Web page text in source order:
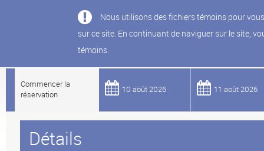
Commencer la
réservation
10 août 2026 11 août 2026
Détails
Nous utilisons des fichiers témoins pour
sur ce site. En continuant de naviguer sur le site,
témoins.